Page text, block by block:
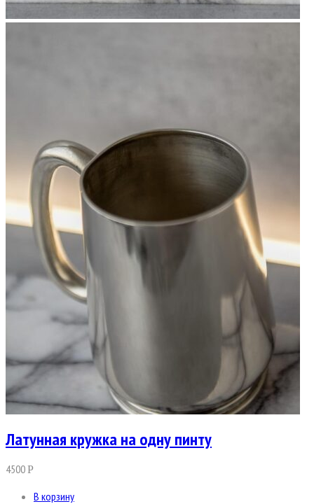
Латунная кружка на одну пинту
4500Р
В корзину